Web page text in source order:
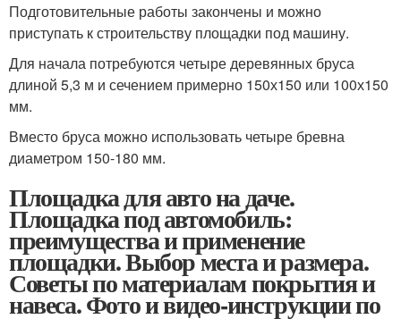
Подготовительные работы закончены и можно
приступать к строительству площадки под машину.
Для начала потребуются четыре деревянных бруса
длиной 5,3 м и сечением примерно 150х150 или 100х150
мм.
Вместо бруса можно использовать четыре бревна
диаметром 150-180 мм.
Площадка для авто на даче.
Площадка под автомобиль:
преимущества и применение
площадки. Выбор места и размера.
Советы по материалам покрытия и
навеса. Фото и видео-инструкции по